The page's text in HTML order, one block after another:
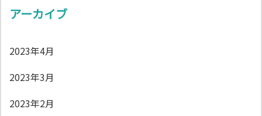
アーカイブ
2023年4月
2023年3月
2023年2月